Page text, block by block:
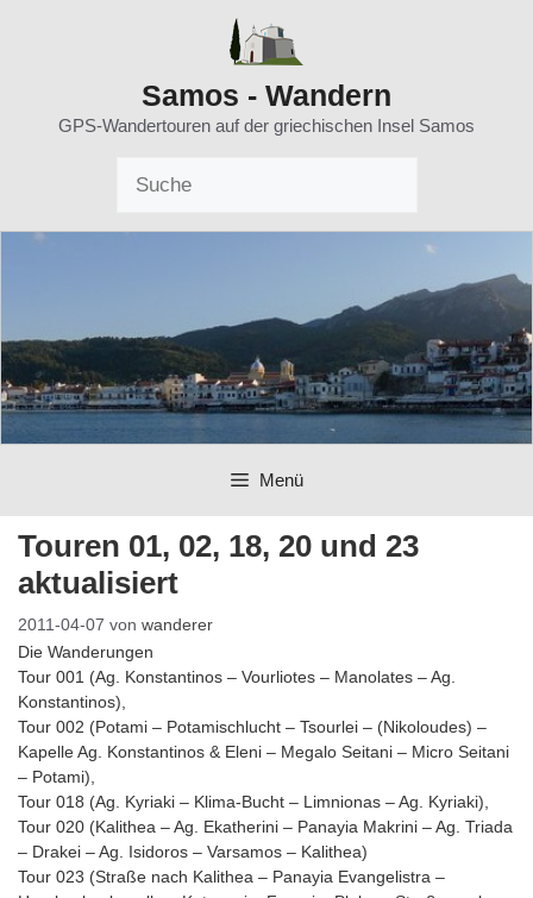
Samos - Wandern
GPS-Wandertouren auf der griechischen Insel Samos
Menü
Touren 01, 02, 18, 20 und 23
aktualisiert
2011-04-07 von wanderer
Die Wanderungen
Tour 001 (Ag. Konstantinos – Vourliotes – Manolates – Ag.
Konstantinos),
Tour 002 (Potami – Potamischlucht – Tsourlei – (Nikoloudes) –
Kapelle Ag. Konstantinos & Eleni – Megalo Seitani – Micro Seitani
– Potami),
Tour 018 (Ag. Kyriaki – Klima-Bucht – Limnionas – Ag. Kyriaki),
Tour 020 (Kalithea – Ag. Ekatherini – Panayia Makrini – Ag. Triada
– Drakei – Ag. Isidoros – Varsamos – Kalithea)
Tour 023 (Straße nach Kalithea – Panayia Evangelistra –